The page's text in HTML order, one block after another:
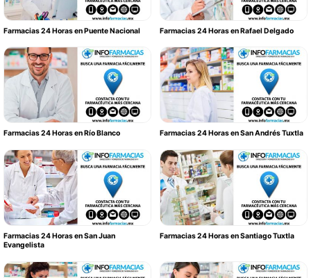
Farmacias 24 Horas en Puente Nacional Farmacias 24 Horas en Rafael Delgado
Farmacias 24 Horas en Río Blanco Farmacias 24 Horas en San Andrés Tuxtla
Farmacias 24 Horas en San Juan
Evangelista
Farmacias 24 Horas en Santiago Tuxtla